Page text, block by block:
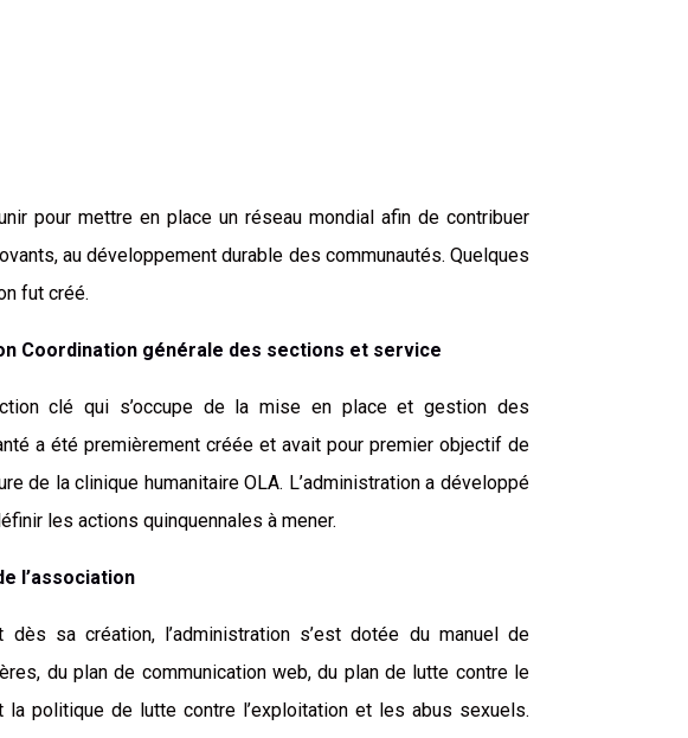
pour mettre en place un réseau mondial afin de contribuer
au développement durable des communautés. Quelques
fut créé.
Coordination générale des sections et service
clé qui s’occupe de la mise en place et gestion des
a été premièrement créée et avait pour premier objectif de
de la clinique humanitaire OLA. L’administration a développé
les actions quinquennales à mener.
l’association
sa création, l’administration s’est dotée du manuel de
du plan de communication web, du plan de lutte contre le
la politique de lutte contre l’exploitation et les abus sexuels.